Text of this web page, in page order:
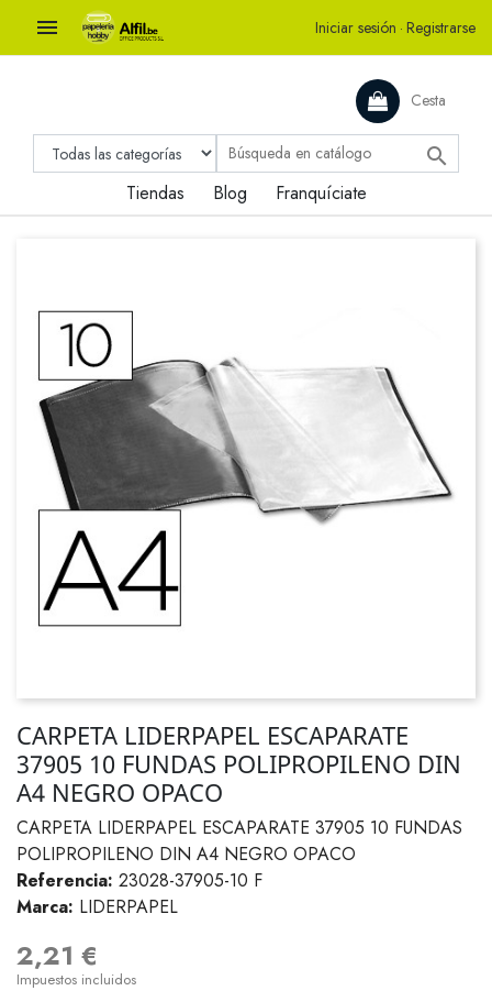
 Iniciar sesión · Registrarse
Cesta

Tiendas Blog Franquíciate
CARPETA LIDERPAPEL ESCAPARATE
37905 10 FUNDAS POLIPROPILENO DIN
A4 NEGRO OPACO
CARPETA LIDERPAPEL ESCAPARATE 37905 10 FUNDAS
POLIPROPILENO DIN A4 NEGRO OPACO
Referencia: 23028-37905-10 F
Marca: LIDERPAPEL
2,21 €
Impuestos incluidos